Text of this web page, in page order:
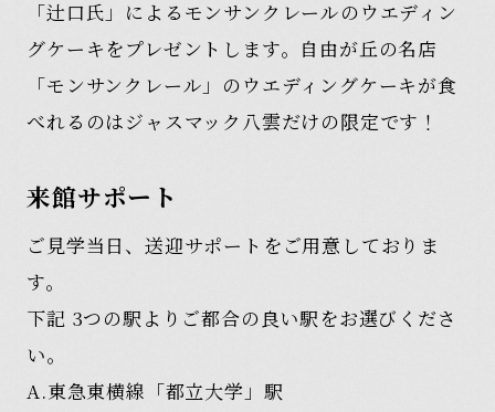
「辻口氏」によるモンサンクレールのウエディン
グケーキをプレゼントします。自由が丘の名店
「モンサンクレール」のウエディングケーキが食
べれるのはジャスマック八雲だけの限定です！
来館サポート
ご見学当日、送迎サポートをご用意しておりま
す。
下記 3つの駅よりご都合の良い駅をお選びくださ
い。
A.東急東横線「都立大学」駅